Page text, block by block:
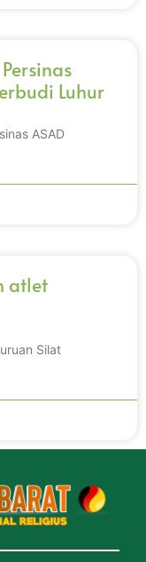
Luhur
ASAD
atlet
Silat